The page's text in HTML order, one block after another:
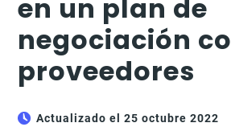
en un plan de
negociación
proveedores
Actualizado el 25 octubre 2022